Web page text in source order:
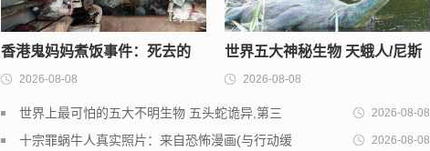
香港鬼妈妈煮饭事件：死去的
母亲给孩子做饭(恐怖又诡异)
2026-08-08
世界五大神秘生物 天蛾人/尼斯
湖水怪/野人等(个个神秘无比)
2026-08-08
2026-08-08
世界上最可怕的五大不明生物 五头蛇诡异,第三
可能真实存在!
2026-08-08
十宗罪蜗牛人真实照片：来自恐怖漫画(与行动缓